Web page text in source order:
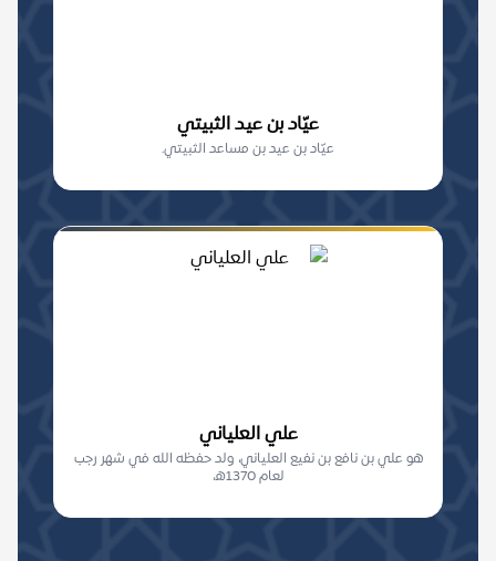
عيّاد بن عيد الثبيتي
عيّاد بن عيد بن مساعد الثبيتي.
علي العلياني
هو علي بن نافع بن نفيع العلياني، ولد حفظه الله في شهر رجب
لعام 1370ه،